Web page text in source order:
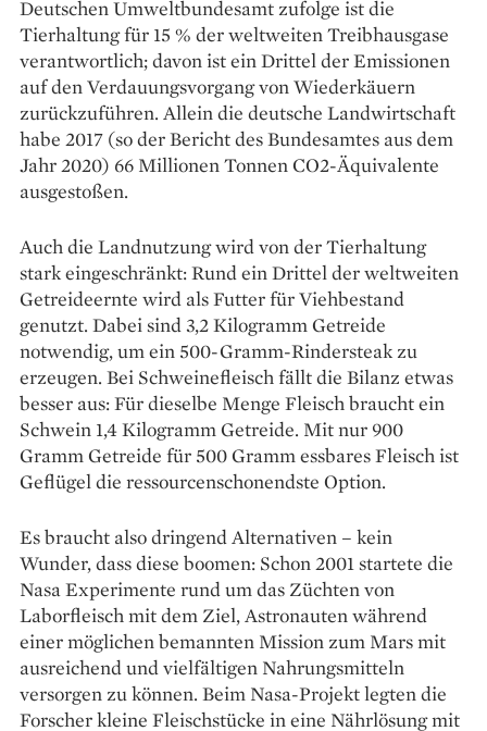
Deutschen Umweltbundesamt zufolge ist die
Tierhaltung für 15 % der welt­weiten Treibhausgase
verantwortlich; davon ist ein Drittel der Emissionen
auf den Verdauungs­vorgang von Wiederkäuern
zurückzuführen. Allein die deutsche Landwirtschaft
habe 2017 (so der Bericht des Bundesamtes aus dem
Jahr 2020) 66 Millionen Tonnen CO2-Äquivalente
ausge­stoßen.
Auch die Landnutzung wird von der Tierhaltung
stark eingeschränkt: Rund ein Drittel der weltweiten
Getreideernte wird als Futter für Viehbestand
genutzt. Dabei sind 3,2 Kilogramm Getreide
notwendig, um ein 500-Gramm-Rindersteak zu
erzeugen. Bei Schweinefleisch fällt die Bilanz etwas
besser aus: Für dieselbe Menge Fleisch braucht ein
Schwein 1,4 Kilogramm Getreide. Mit nur 900
Gramm Getreide für 500 Gramm essbares Fleisch ist
Geflügel die ressourcenschonendste Option.
Es braucht also dringend Alternativen – kein
Wunder, dass diese boomen: Schon 2001 startete die
Nasa Experimente rund um das Züchten von
Laborfleisch mit dem Ziel, Astronauten während
einer möglichen bemannten Mission zum Mars mit
ausreichend und vielfältigen Nahrungs­mitteln
versorgen zu können. Beim Nasa-Projekt legten die
Forscher kleine Fleischstücke in eine Nährlösung mit